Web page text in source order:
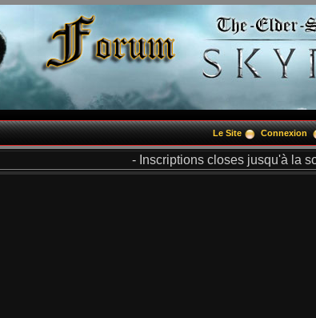
Le Site Connexion
- Inscriptions closes jusqu'à la